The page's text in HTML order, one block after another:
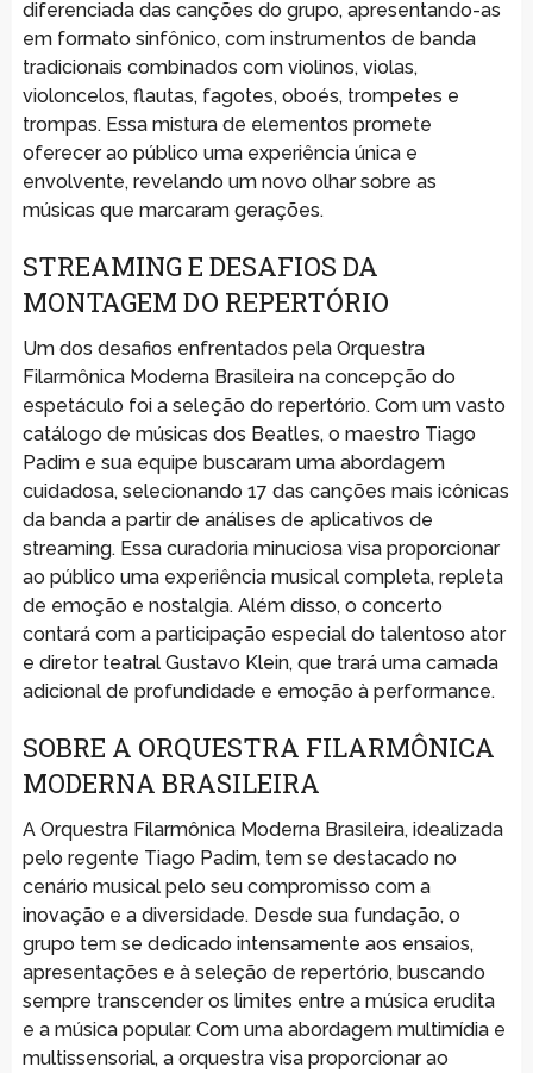
diferenciada das canções do grupo, apresentando-as
em formato sinfônico, com instrumentos de banda
tradicionais combinados com violinos, violas,
violoncelos, flautas, fagotes, oboés, trompetes e
trompas. Essa mistura de elementos promete
oferecer ao público uma experiência única e
envolvente, revelando um novo olhar sobre as
músicas que marcaram gerações.
STREAMING E DESAFIOS DA
MONTAGEM DO REPERTÓRIO
Um dos desafios enfrentados pela Orquestra
Filarmônica Moderna Brasileira na concepção do
espetáculo foi a seleção do repertório. Com um vasto
catálogo de músicas dos Beatles, o maestro Tiago
Padim e sua equipe buscaram uma abordagem
cuidadosa, selecionando 17 das canções mais icônicas
da banda a partir de análises de aplicativos de
streaming. Essa curadoria minuciosa visa proporcionar
ao público uma experiência musical completa, repleta
de emoção e nostalgia. Além disso, o concerto
contará com a participação especial do talentoso ator
e diretor teatral Gustavo Klein, que trará uma camada
adicional de profundidade e emoção à performance.
SOBRE A ORQUESTRA FILARMÔNICA
MODERNA BRASILEIRA
A Orquestra Filarmônica Moderna Brasileira, idealizada
pelo regente Tiago Padim, tem se destacado no
cenário musical pelo seu compromisso com a
inovação e a diversidade. Desde sua fundação, o
grupo tem se dedicado intensamente aos ensaios,
apresentações e à seleção de repertório, buscando
sempre transcender os limites entre a música erudita
e a música popular. Com uma abordagem multimídia e
multissensorial, a orquestra visa proporcionar ao